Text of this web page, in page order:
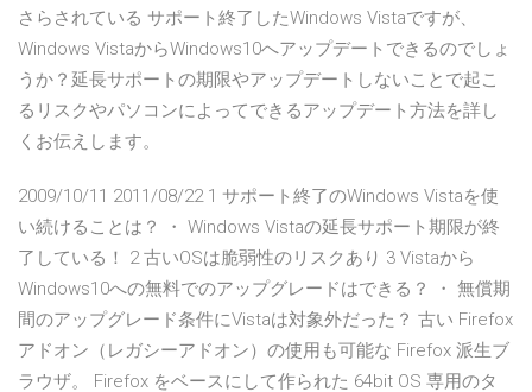
さらされている サポート終了したWindows Vistaですが、
Windows VistaからWindows10へアップデートできるのでしょ
うか？延長サポートの期限やアップデートしないことで起こ
るリスクやパソコンによってできるアップデート方法を詳し
くお伝えします。
2009/10/11 2011/08/22 1 サポート終了のWindows Vistaを使
い続けることは？ ・ Windows Vistaの延長サポート期限が終
了している！ 2 古いOSは脆弱性のリスクあり 3 Vistaから
Windows10への無料でのアップグレードはできる？ ・ 無償期
間のアップグレード条件にVistaは対象外だった？ 古い Firefox
アドオン（レガシーアドオン）の使用も可能な Firefox 派生ブ
ラウザ。 Firefox をベースにして作られた 64bit OS 専用のタ